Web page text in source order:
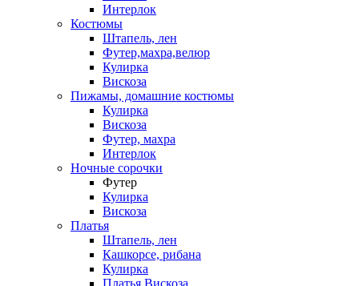
Интерлок
Костюмы
Штапель, лен
Футер,махра,велюр
Кулирка
Вискоза
Пижамы, домашние костюмы
Кулирка
Вискоза
Футер, махра
Интерлок
Ночные сорочки
Футер
Кулирка
Вискоза
Платья
Штапель, лен
Кашкорсе, рибана
Кулирка
Платья Вискоза